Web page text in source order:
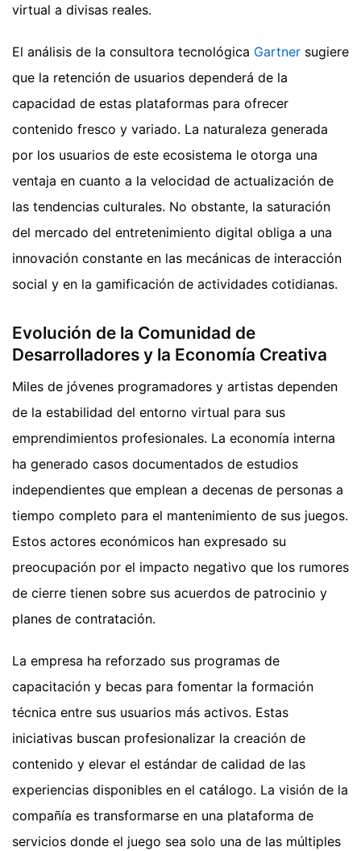
virtual a divisas reales.
El análisis de la consultora tecnológica Gartner sugiere
que la retención de usuarios dependerá de la
capacidad de estas plataformas para ofrecer
contenido fresco y variado. La naturaleza generada
por los usuarios de este ecosistema le otorga una
ventaja en cuanto a la velocidad de actualización de
las tendencias culturales. No obstante, la saturación
del mercado del entretenimiento digital obliga a una
innovación constante en las mecánicas de interacción
social y en la gamificación de actividades cotidianas.
Evolución de la Comunidad de
Desarrolladores y la Economía Creativa
Miles de jóvenes programadores y artistas dependen
de la estabilidad del entorno virtual para sus
emprendimientos profesionales. La economía interna
ha generado casos documentados de estudios
independientes que emplean a decenas de personas a
tiempo completo para el mantenimiento de sus juegos.
Estos actores económicos han expresado su
preocupación por el impacto negativo que los rumores
de cierre tienen sobre sus acuerdos de patrocinio y
planes de contratación.
La empresa ha reforzado sus programas de
capacitación y becas para fomentar la formación
técnica entre sus usuarios más activos. Estas
iniciativas buscan profesionalizar la creación de
contenido y elevar el estándar de calidad de las
experiencias disponibles en el catálogo. La visión de la
compañía es transformarse en una plataforma de
servicios donde el juego sea solo una de las múltiples